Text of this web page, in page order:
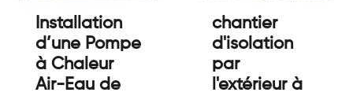
Installation
d’une Pompe
à Chaleur
Air-Eau de
chantier
d'isolation
par
l'extérieur à